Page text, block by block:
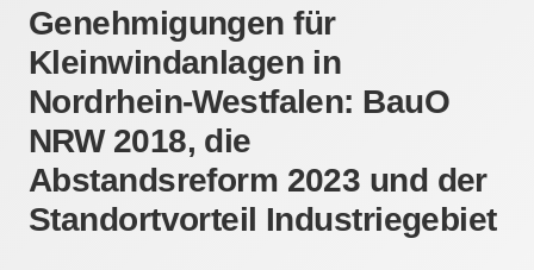
Genehmigungen für
Kleinwindanlagen in
Nordrhein-Westfalen: BauO
NRW 2018, die
Abstandsreform 2023 und der
Standortvorteil Industriegebiet